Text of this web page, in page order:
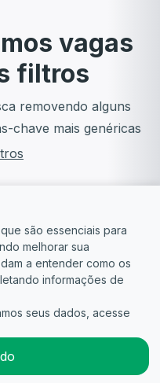
vagas
filtros
removendo alguns
chave mais genéricas
de
Termos
são essenciais para
melhorar sua
a entender como os
informações de
seus dados, acesse